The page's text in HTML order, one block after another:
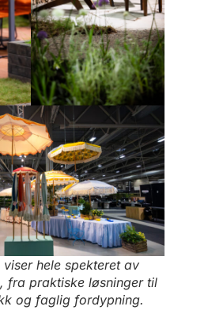
viser hele spekteret av
fra praktiske løsninger til
og faglig fordypning.